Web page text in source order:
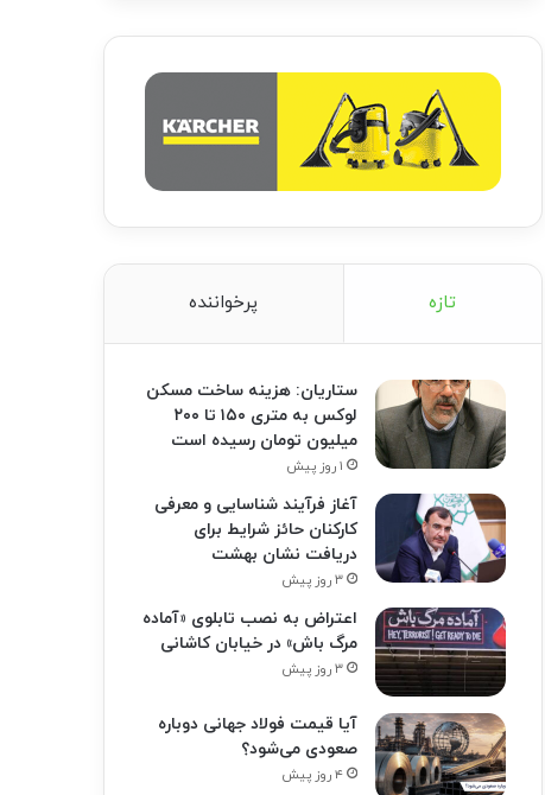
تازه پرخواننده
ستاریان: هزینه ساخت مسکن
لوکس به متری ۱۵۰ تا ۲۰۰
میلیون تومان رسیده است
۱ روز پیش
آغاز فرآیند شناسایی و معرفی
کارکنان حائز شرایط برای
دریافت نشان بهشت
۳ روز پیش
اعتراض به نصب تابلوی «آماده
مرگ باش» در خیابان کاشانی
۳ روز پیش
آیا قیمت فولاد جهانی دوباره
صعودی می‌شود؟
۴ روز پیش